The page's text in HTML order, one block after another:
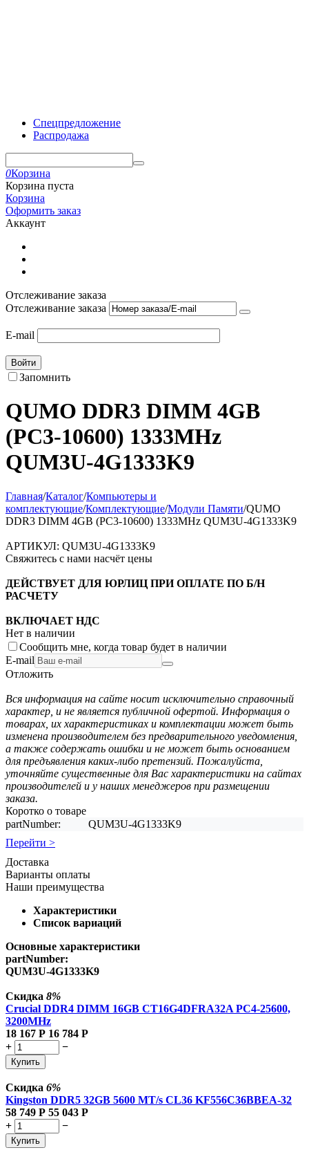
Спецпредложение
Распродажа
0Корзина
Корзина пуста
Корзина
Оформить заказ
Аккаунт
Отслеживание заказа
Отслеживание заказа
E-mail
Войти
Запомнить
QUMO DDR3 DIMM 4GB
(PC3-10600) 1333MHz
QUM3U-4G1333K9
Главная/Каталог/Компьютеры и
комплектующие/Комплектующие/Модули Памяти/QUMO
DDR3 DIMM 4GB (PC3-10600) 1333MHz QUM3U-4G1333K9
АРТИКУЛ: QUM3U-4G1333K9
Свяжитесь с нами насчёт цены
ДЕЙСТВУЕТ ДЛЯ ЮРЛИЦ ПРИ ОПЛАТЕ ПО Б/Н
РАСЧЕТУ
ВКЛЮЧАЕТ НДС
Нет в наличии
Сообщить мне, когда товар будет в наличии
E-mail
Отложить
Вся информация на сайте носит исключительно справочный
характер, и не является публичной офертой. Информация о
товарах, их характеристиках и комплектации может быть
изменена производителем без предварительного уведомления,
а также содержать ошибки и не может быть основанием
для предъявления каких-либо претензий. Пожалуйста,
уточняйте существенные для Вас характеристики на сайтах
производителей и у наших менеджеров при размещении
заказа.
Коротко о товаре
partNumber:
QUM3U-4G1333K9
Перейти >
Доставка
Варианты оплаты
Наши преимущества
Характеристики
Список вариаций
Основные характеристики
partNumber:
QUM3U-4G1333K9
Скидка 8%
Crucial DDR4 DIMM 16GB CT16G4DFRA32A PC4-25600,
3200MHz
18 167 Р 16 784 Р
+
−
Купить
Скидка 6%
Kingston DDR5 32GB 5600 MT/s CL36 KF556C36BBEA-32
58 749 Р 55 043 Р
+
−
Купить